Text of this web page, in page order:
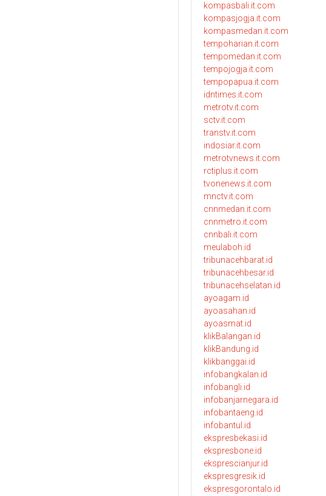
kompasbali.it.com
kompasjogja.it.com
kompasmedan.it.com
tempoharian.it.com
tempomedan.it.com
tempojogja.it.com
tempopapua.it.com
idntimes.it.com
metrotv.it.com
sctv.it.com
transtv.it.com
indosiar.it.com
metrotvnews.it.com
rctiplus.it.com
tvonenews.it.com
mnctv.it.com
cnnmedan.it.com
cnnmetro.it.com
cnnbali.it.com
meulaboh.id
tribunacehbarat.id
tribunacehbesar.id
tribunacehselatan.id
ayoagam.id
ayoasahan.id
ayoasmat.id
klikBalangan.id
klikBandung.id
klikbanggai.id
infobangkalan.id
infobangli.id
infobanjarnegara.id
infobantaeng.id
infobantul.id
ekspresbekasi.id
ekspresbone.id
eksprescianjur.id
ekspresgresik.id
ekspresgorontalo.id